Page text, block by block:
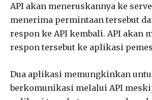
API akan meneruskannya ke
menerima permintaan tersebut
respon ke API kembali. API akan
respon tersebut ke aplikasi
Dua aplikasi memungkinkan
berkomunikasi melalui API